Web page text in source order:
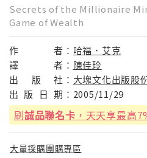
Secrets of the Millionaire
Game of Wealth
作 者： 哈福．艾克
譯
者： 陳佳玲
出
版 社： 大塊文化出版股
出 版 日 期： 2005/11/29
刷誠品聯名卡 ，天天享最高
大量採購團購專區